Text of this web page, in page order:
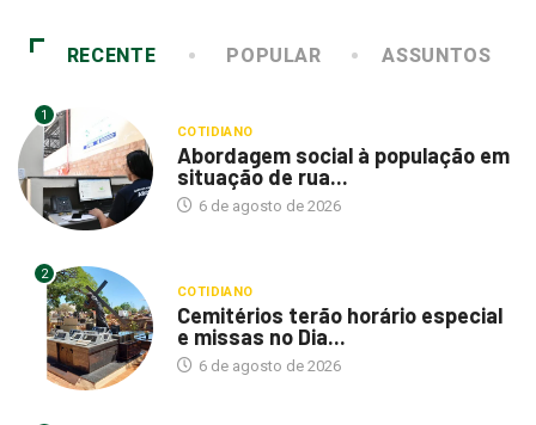
RECENTE POPULAR ASSUNTOS
1
COTIDIANO
Abordagem social à população em
situação de rua...
6 de agosto de 2026
2
COTIDIANO
Cemitérios terão horário especial
e missas no Dia...
6 de agosto de 2026